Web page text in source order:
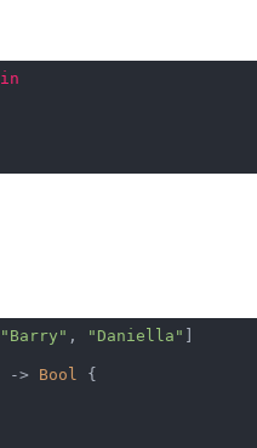
in
"Barry" , "Daniella" ]
-> Bool
{